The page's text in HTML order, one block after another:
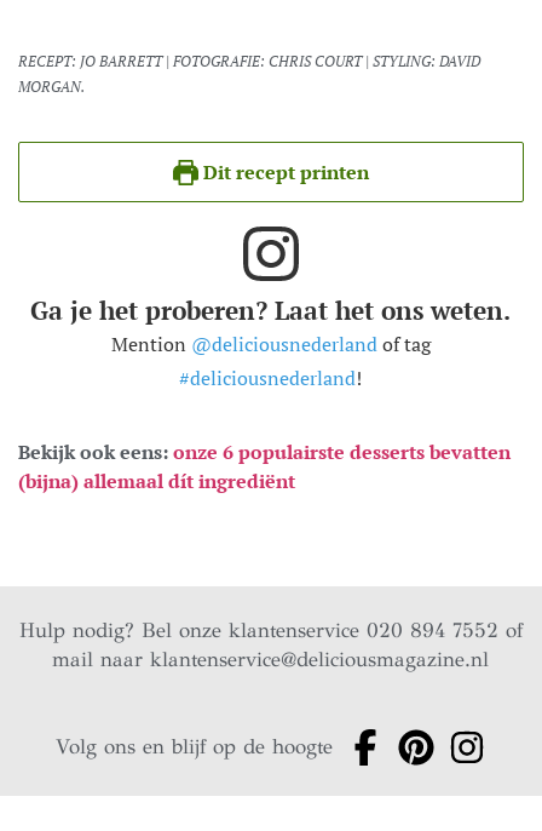
RECEPT: JO BARRETT | FOTOGRAFIE: CHRIS COURT | STYLING: DAVID
MORGAN.
Dit recept printen
Ga je het proberen? Laat het ons weten.
Mention @deliciousnederlandof tag
#deliciousnederland!
Bekijk ook eens:onze 6 populairste desserts bevatten
(bijna) allemaal dít ingrediënt
Hulp nodig? Bel onze klantenservice 020 894 7552 of
mail naarklantenservice@deliciousmagazine.nl
Volg ons en blijf op de hoogte